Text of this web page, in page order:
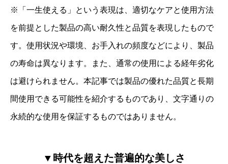
※「一生使える」という表現は、適切なケアと使用方法
を前提とした製品の高い耐久性と品質を表現したもので
す。使用状況や環境、お手入れの頻度などにより、製品
の寿命は異なります。また、通常の使用による経年劣化
は避けられません。本記事では製品の優れた品質と長期
間使用できる可能性を紹介するものであり、文字通りの
永続的な使用を保証するものではありません。
▼時代を超えた普遍的な美しさ